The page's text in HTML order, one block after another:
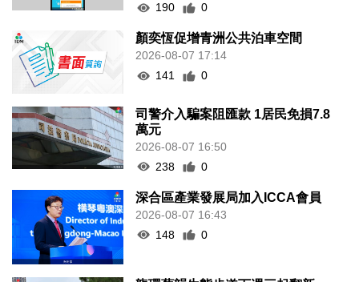
190
0
顏奕恆促增青洲公共泊車空間
2026-08-07 17:14
141
0
司警介入騙案阻匯款 1居民免損7.8
萬元
2026-08-07 16:50
238
0
深合區產業發展局加入ICCA會員
2026-08-07 16:43
148
0